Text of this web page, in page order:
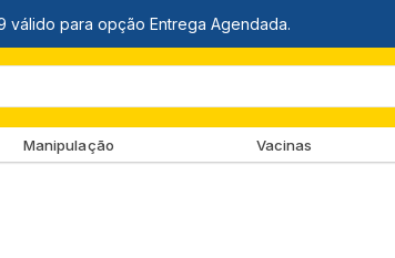
Manipulação Vacinas